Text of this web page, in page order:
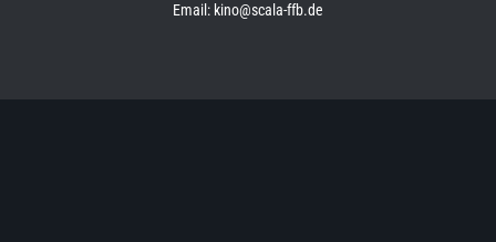
Email: kino@scala-ffb.de